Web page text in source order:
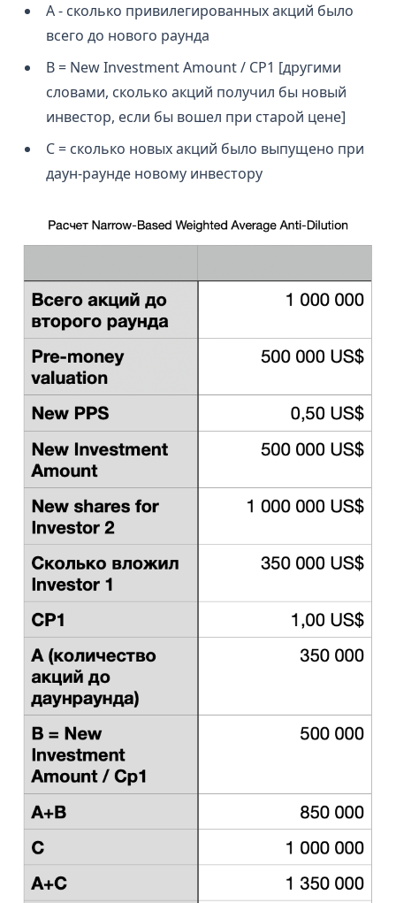
A - сколько привилегированных акций было
всего до нового раунда
B = New Investment Amount / CP1 [другими
словами, сколько акций получил бы новый
инвестор, если бы вошел при старой цене]
C = сколько новых акций было выпущено при
даун-раунде новому инвестору